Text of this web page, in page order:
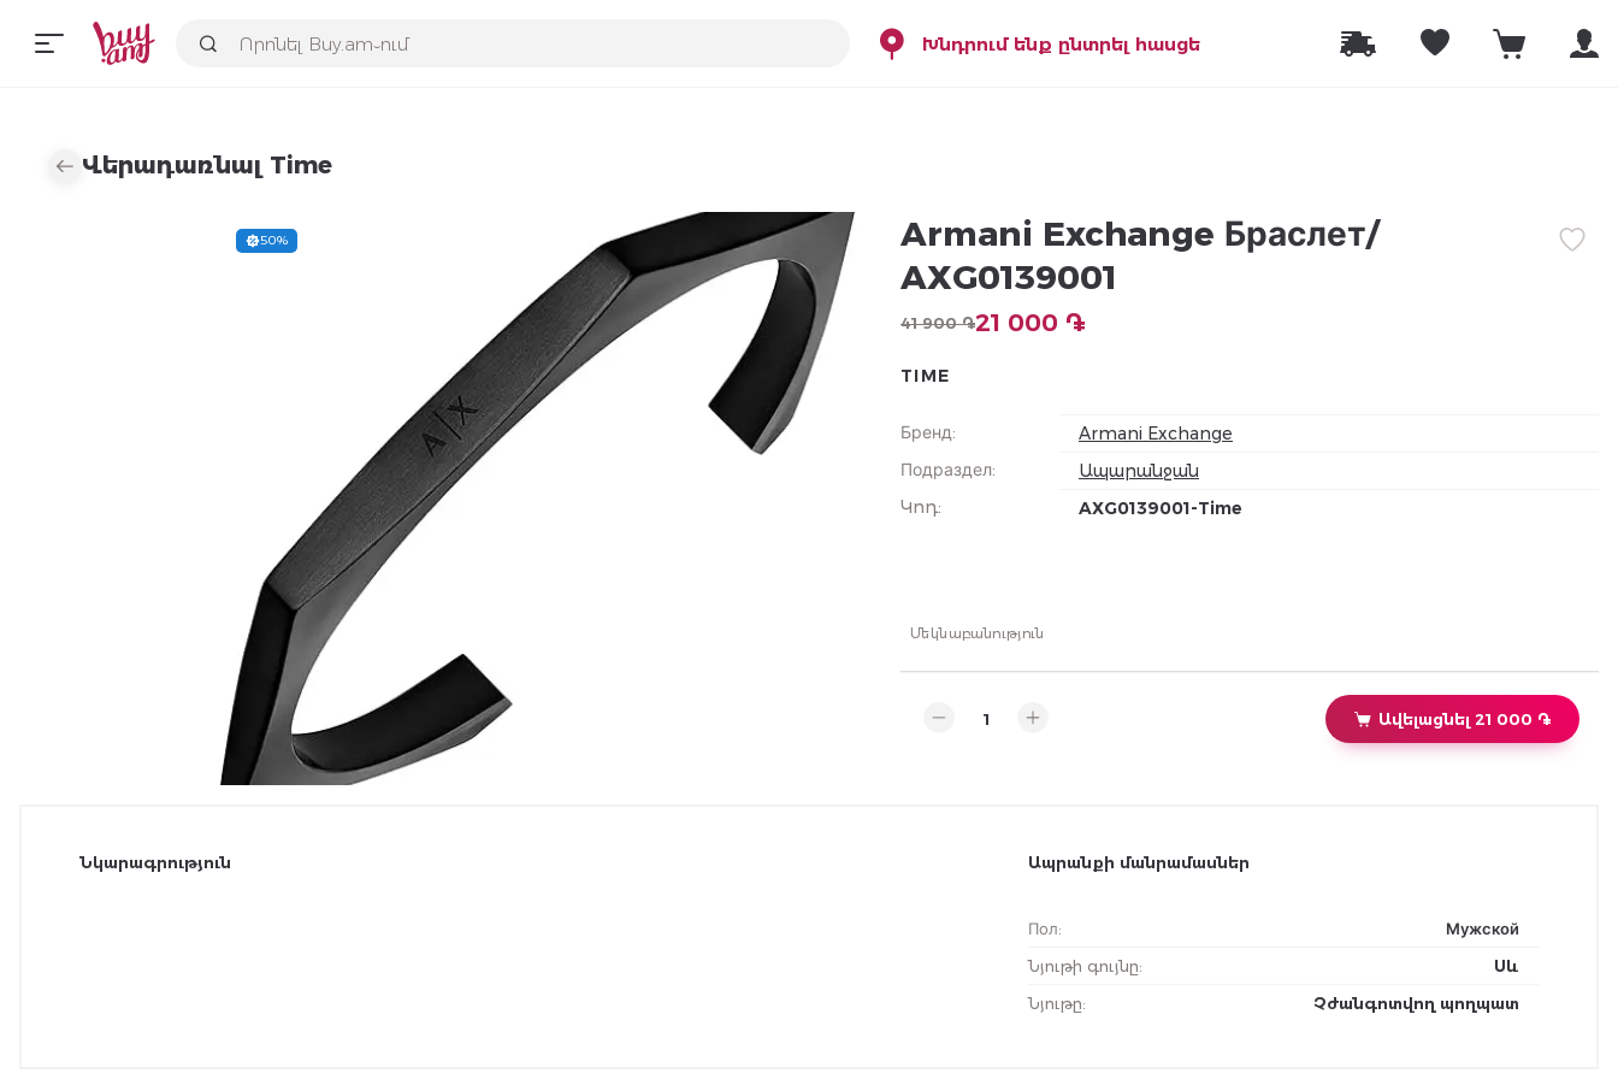
Խնդրում ենք ընտրել հասցե
Վերադառնալ Time
50%
Armani Exchange Браслет/
AXG0139001
41 900 ֏21 000 ֏
TIME
Бренд:
Armani Exchange
Подраздел:
Ապարանջան
Կոդ: AXG0139001-Time
Մեկնաբանություն
Ավելացնել 21 000 ֏
Նկարագրություն Ապրանքի մանրամասներ
Пол:
Мужской
Նյութի գույնը:
Սև
Նյութը: Չժանգոտվող պողպատ